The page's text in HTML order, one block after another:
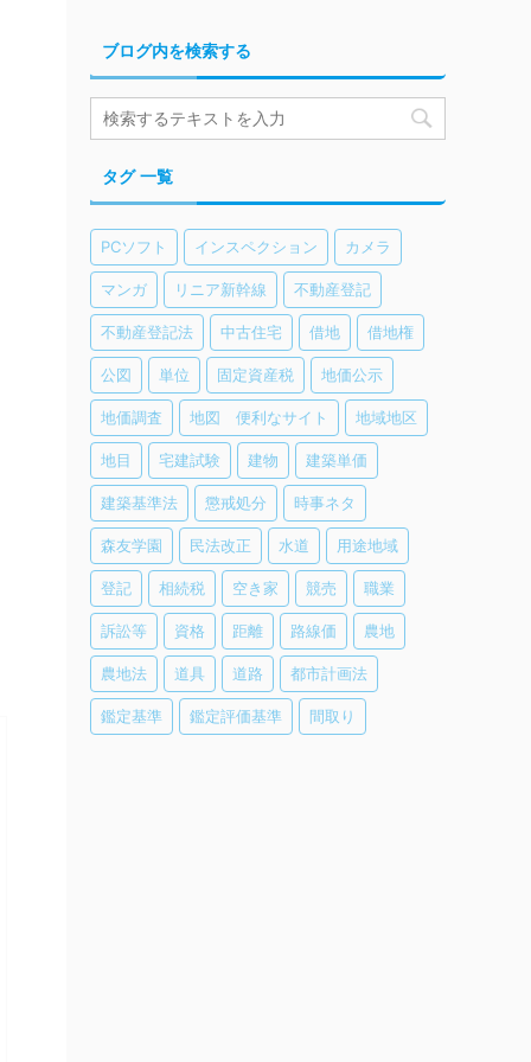
ブログ内を検索する
タグ 一覧
PCソフト インスペクション カメラ
マンガ リニア新幹線 不動産登記
不動産登記法 中古住宅 借地 借地権
公図 単位 固定資産税 地価公示
地価調査 地図 便利なサイト 地域地区
地目 宅建試験 建物 建築単価
建築基準法 懲戒処分 時事ネタ
森友学園 民法改正 水道 用途地域
登記 相続税 空き家 競売 職業
訴訟等 資格 距離 路線価 農地
農地法 道具 道路 都市計画法
鑑定基準 鑑定評価基準 間取り